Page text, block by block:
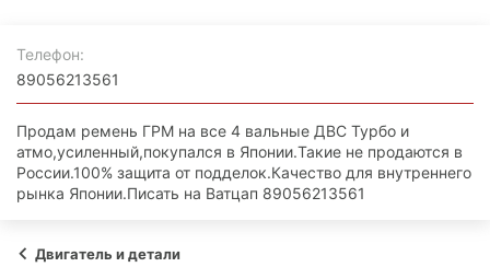
Телефон
89056213561
Продам ремень ГРМ на все 4 вальные ДВС Турбо и
атмо,усиленный,покупался в Японии.Такие не продаются в
России.100% защита от подделок.Качество для внутреннего
рынка Японии.Писать на Ватцап 89056213561
Двигатель и детали